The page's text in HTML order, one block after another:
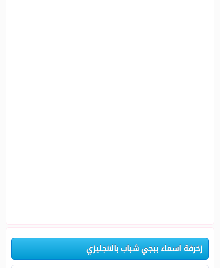
زخرفة اسماء ببجي شباب بالانجليزي